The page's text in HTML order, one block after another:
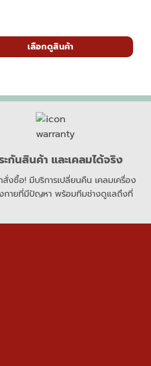
เลือกดูสินค้า
ะกันสินค้า และเคลมได้จริง
สั่งซื้อ! มีบริการเปลี่ยนคืน เคลมเครื่อง
กายที่มีปัญหา พร้อมทีมช่างดูแลถึงที่